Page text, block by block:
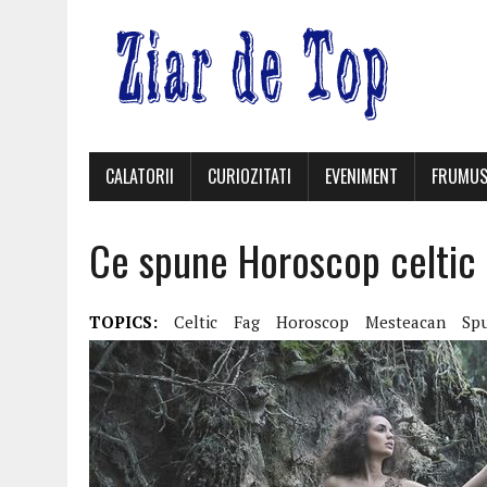
CALATORII CURIOZITATI EVENIMENT
Ce spune Horoscop
TOPICS: Celtic Fag Horoscop Mesteacan